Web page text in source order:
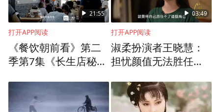
21:55
打开APP阅读
《餐饮朝前看》第二
季第7集《长生店秘
03:49
打开APP阅读
淑柔扮演者王晓慧：
担忧颜值无法胜任女
组